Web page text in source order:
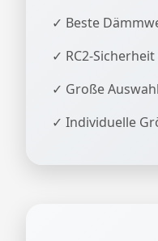
✓ Beste
✓ RC2-
✓ Große
✓ Individuelle